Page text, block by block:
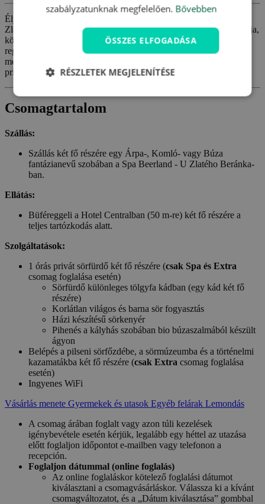
Élje át a legszebb pillanatokat Pilsenben. A Spa Beerland - U
Zlatého Beránka szálláshely minden városnéző ideális pihenőpontja,
központi elhelyezkedésének, történelmi hangulatának, gazdag
reggelijének és tágas szobáinak köszönhetően. A Pilsner sörfőzde
meglátogatását nem csak a sörivók élvezik majd, nem beszélve a
privát sörfürdős élményről!
Csomagtartalom
Szállás:
Szállás két fő részére egy Árpa-, Komló- vagy Búza
fantázianevű szobában a Spa Beerland - U Zlatého Beránka-
ban.
Ellátás:
Büféreggeli a Hotel Centralban (50 m-re) két fő részére a
teljes tartózkodás alatt.
Szolgáltatások:
1 órás privát sörfürdő két fő részére (csak Spa és Extra
csomag foglalása esetén)
Sörfürdő különleges tölgyfa kádban (egy kád két fő
részére)
Korlátlan világos és barna sör fogyasztás
Házi készítésű sörkenyér
Pihenés a kályhás szobában bio búzaszalmából készült
ágyon
Belépés a pilseni sörfőzdébe, a sörmúzeumba és a történelmi
kazamatákba két fő részére (csak Extra csomag foglalása
esetén)
Ingyenes WiFi
Vásárlás menete Gyermekek és utasok Egyéb felárak Lemondás
A csomag árában foglalt vagy azon túli kezelések
igénybevétele esetén kérjük, legalább egy héttel az utazása
előtt foglaljon időpontot e-mailben vagy telefonon a
recepción.
Foglaljon dátummal (online foglalás)
Az online foglaláskor kötelező foglalási dátumot
kiválasztani a csomagvásárláskor. Válassza ki a kívánt
csomagváltozatot, és a „Dátum kiválasztása” gombbal
szabályzatunknak megfelelően. Bővebben
ÖSSZES ELFOGADÁSA
RÉSZLETEK MEGJELENÍTÉSE